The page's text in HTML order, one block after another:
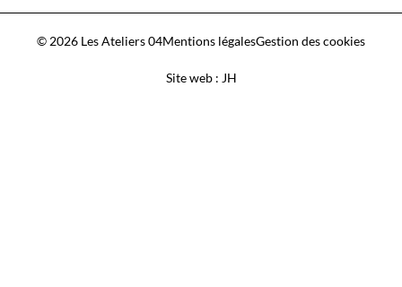
© 2026 Les Ateliers 04Mentions légalesGestion des cookies
Site web : JH